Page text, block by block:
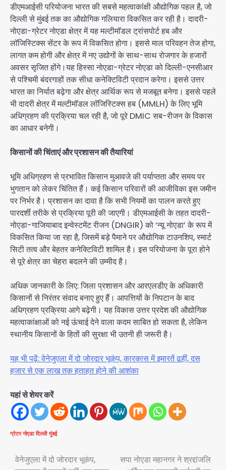
डीएमआईसी परियोजना भारत की सबसे महत्वाकांक्षी औद्योगिक पहल है, जो
दिल्ली से मुंबई तक का औद्योगिक गलियारा विकसित कर रही है। दादरी-
नोएडा-ग्रेटर नोएडा क्षेत्र में यह मल्टीमॉडल ट्रांसपोर्ट हब और
लॉजिस्टिक्स सेंटर के रूप में विकसित होगा। इससे माल परिवहन तेज होगा,
लागत कम होगी और क्षेत्र में नए उद्योगों के साथ-साथ रोजगार के हजारों
अवसर सृजित होंगे।यह हिस्सा नोएडा-ग्रेटर नोएडा को दिल्ली-एनसीआर
से पश्चिमी बंदरगाहों तक सीधा कनेक्टिविटी प्रदान करेगा। इससे उत्तर
भारत का निर्यात बढ़ेगा और क्षेत्र आर्थिक रूप से मजबूत बनेगा। इससे पहले
भी दादरी क्षेत्र में मल्टीमॉडल लॉजिस्टिक्स हब (MMLH) के लिए भूमि
अधिग्रहण की प्रक्रिया चल रही है, जो पूरे DMIC सब-रीजन के विकास
का आधार बनेगी।
किसानों की चिंताएं और प्रशासन की तैयारियां
भूमि अधिग्रहण से प्रभावित किसान मुआवजे की पर्याप्तता और समय पर
भुगतान को लेकर चिंतित हैं। कई किसान परिवारों की आजीविका इस जमीन
पर निर्भर है। प्रशासन का दावा है कि सभी नियमों का पालन करते हुए
पारदर्शी तरीके से प्रक्रिया पूरी की जाएगी। डीएमआईसी के तहत दादरी-
नोएडा-गाजियाबाद इन्वेस्टमेंट रीजन (DNGIR) को ‘न्यू नोएडा’ के रूप में
विकसित किया जा रहा है, जिसमें बड़े पैमाने पर औद्योगिक टाउनशिप, स्मार्ट
सिटी तत्व और बेहतर कनेक्टिविटी शामिल है। इस परियोजना के पूरा होने
से पूरे क्षेत्र का चेहरा बदलने की उम्मीद है।
अधिक जानकारी के लिए: जिला प्रशासन और आरएलडीए के अधिकारी
किसानों से निरंतर संवाद बनाए हुए हैं। आपत्तियों के निपटान के बाद
अधिग्रहण प्रक्रिया आगे बढ़ेगी। यह विकास उत्तर प्रदेश की औद्योगिक
महत्वाकांक्षाओं को नई ऊंचाई देने वाला कदम साबित हो सकता है, लेकिन
स्थानीय किसानों के हितों की सुरक्षा भी उतनी ही जरूरी है।
यह भी पढ़ें: वेनेजुएला में दो जोरदार भूकंप, कारकास में इमारतें ढहीं, दस
हजार से एक लाख तक हताहत होने की आशंका
यहां से शेयर करें
ग्रेटर नोएडा दिल्ली मुंबई
Post
वेनेजुएला में दो जोरदार भूकंप,
सपा नोएडा महानगर ने श्रद्दांजलि